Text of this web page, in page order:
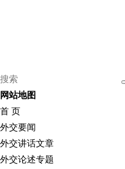
网站地图
首 页
外交要闻
外交讲话文章
外交论述专题